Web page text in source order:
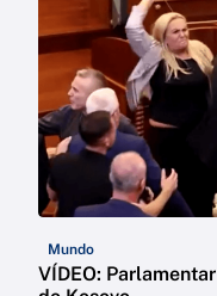
Mundo
VÍDEO: